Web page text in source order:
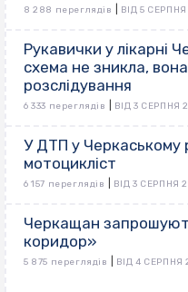
8 288 переглядів ВІД 5
Рукавички у лікарні
схема не зникла,
розслідування
6 333 переглядів ВІД 3 СЕРПНЯ
У ДТП у Черкаському
мотоцикліст
6 157 переглядів ВІД 3 СЕРПНЯ
Черкащан
коридор»
5 875 переглядів ВІД 4 СЕРПНЯ